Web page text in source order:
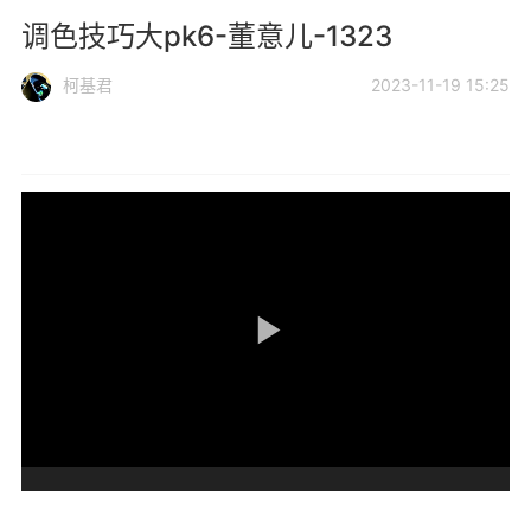
调色技巧大pk6-董意儿-1323
柯基君 2023-11-19 15:25